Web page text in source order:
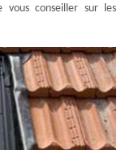
vous conseiller sur les